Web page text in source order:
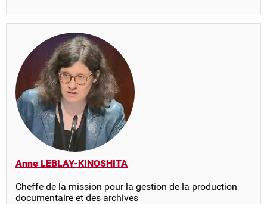
Anne LEBLAY-KINOSHITA
Cheffe de la mission pour la gestion de la production
documentaire et des archives